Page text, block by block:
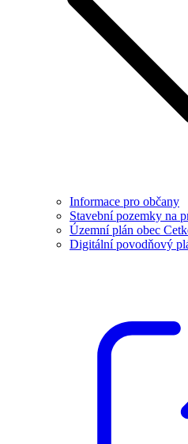
Informace pro občany
Stavební pozemky na
Územní plán obec
Digitální povodňový